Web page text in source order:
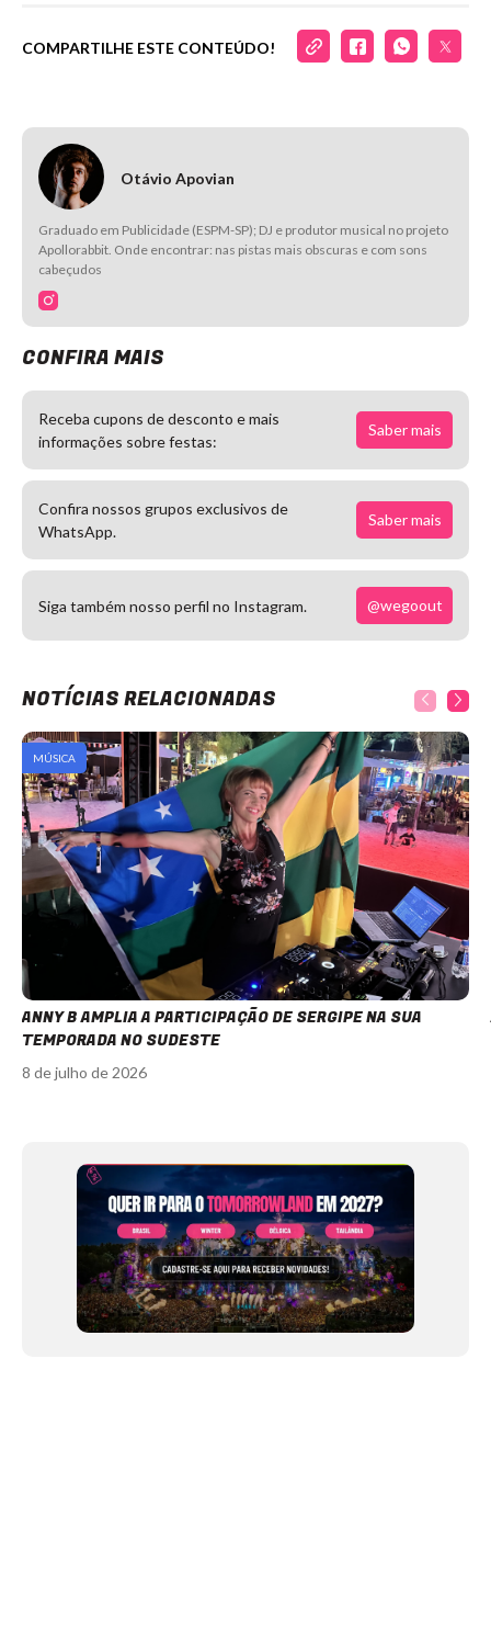
COMPARTILHE ESTE CONTEÚDO!
Otávio Apovian
Graduado em Publicidade (ESPM-SP); DJ e produtor musical no projeto
Apollorabbit. Onde encontrar: nas pistas mais obscuras e com sons
cabeçudos
CONFIRA MAIS
Receba cupons de desconto e mais
informações sobre festas:
Saber mais
Confira nossos grupos exclusivos de
WhatsApp.
Saber mais
Siga também nosso perfil no Instagram. @wegoout
NOTÍCIAS RELACIONADAS
MÚSICA
ANNY B AMPLIA A PARTICIPAÇÃO DE SERGIPE NA SUA
TEMPORADA NO SUDESTE
8 de julho de 2026